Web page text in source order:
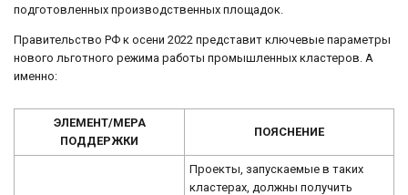
подготовленных производственных площадок.
Правительство РФ к осени 2022 представит ключевые параметры
нового льготного режима работы промышленных кластеров. А
именно:
ЭЛЕМЕНТ/МЕРА
ПОДДЕРЖКИ
ПОЯСНЕНИЕ
Проекты, запускаемые в таких
кластерах, должны получить